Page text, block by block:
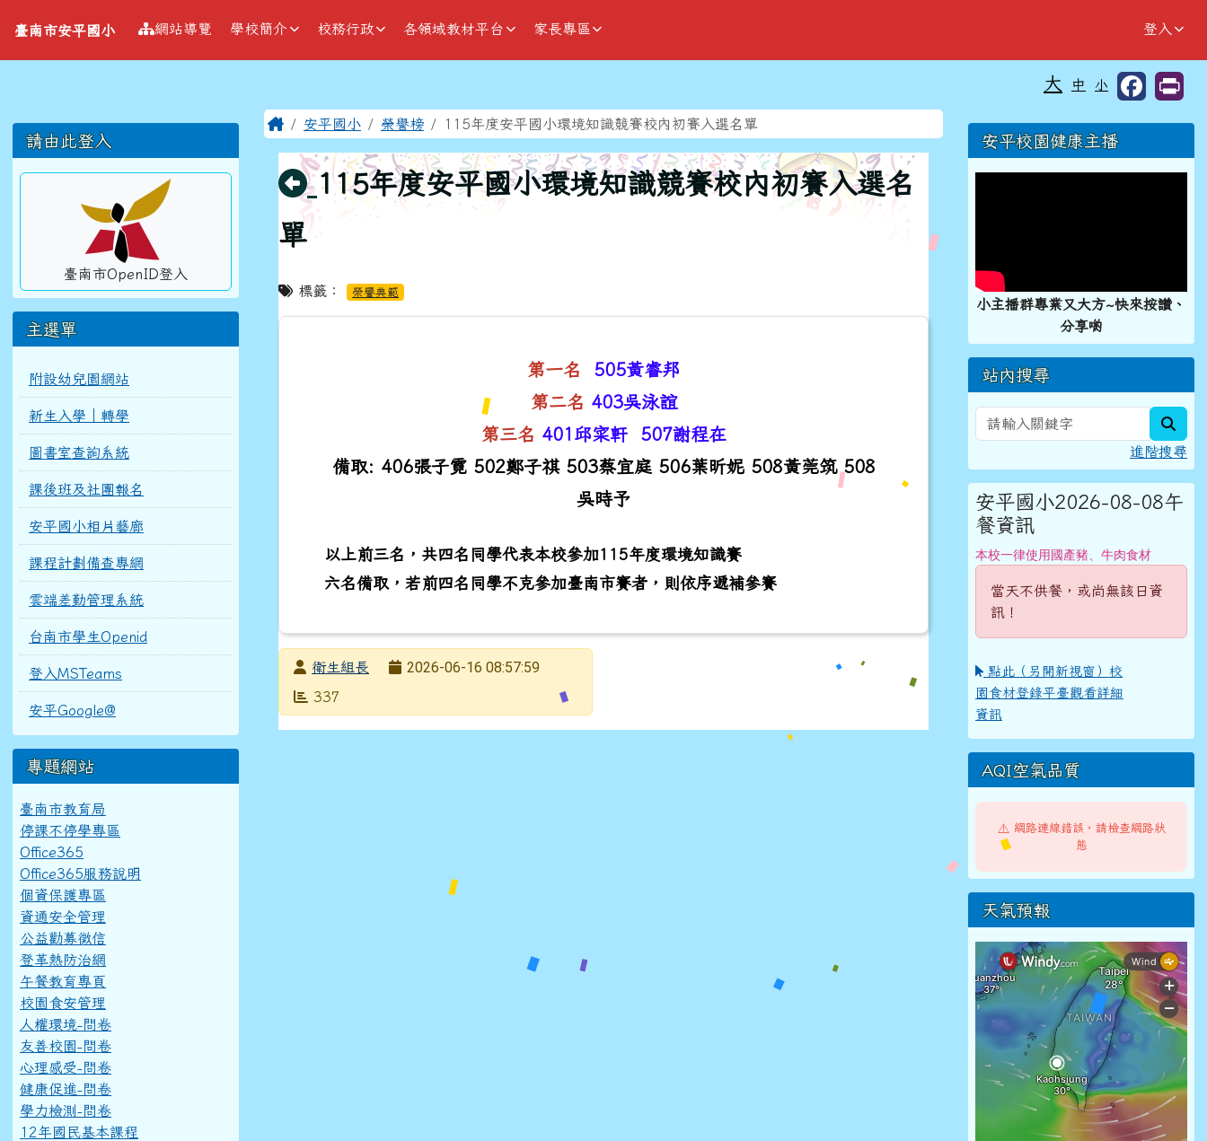
臺南市安平國小
導覽列
臺南市安平國小 網站導覽 學校簡介 校務行政 各領域教材平台 家長專區 登入
⏸
大 中 小
左邊區域內容
請由此登入
臺南市OpenID登入
主選單
附設幼兒園網站
新生入學｜轉學
圖書室查詢系統
課後班及社團報名
安平國小相片藝廊
課程計劃備查專網
雲端差勤管理系統
台南市學生Openid
登入MSTeams
安平Google@
專題網站
臺南市教育局
停課不停學專區
Office365
Office365服務說明
個資保護專區
資通安全管理
公益勸募徵信
登革熱防治網
午餐教育專頁
校園食安管理
人權環境-問卷
友善校園-問卷
心理感受-問卷
健康促進-問卷
學力檢測-問卷
12年國民基本課程
主內容區域
Home安平國小 榮譽榜 115年度安平國小環境知識競賽校內初賽入選名單
回上頁
115年度安平國小環境知識競賽校內初賽入選名
單
標籤： 榮譽典範
第一名 505黃睿邦
第二名 403吳泳誼
第三名 401邱寀軒 507謝程在
備取: 406張子霓 502鄭子祺 503蔡宜庭 506葉昕妮 508黃莞筑 508
吳時予
以上前三名，共四名同學代表本校參加115年度環境知識賽
六名備取，若前四名同學不克參加臺南市賽者，則依序遞補參賽
發布者衛生組長
發布日期
2026-06-16 08:57:59
瀏覽次數
337
右邊區域內容
安平校園健康主播
小主播群專業又大方~快來按讚、
分享喲
站內搜尋
進階搜尋
安平國小2026-08-08午
餐資訊
本校一律使用國產豬、牛肉食材
當天不供餐，或尚無該日資
訊！
點此（另開新視窗）校
園食材登錄平臺觀看詳細
資訊
AQI空氣品質
⚠️ 網路連線錯誤，請檢查網路狀
態
天氣預報
頁尾區域